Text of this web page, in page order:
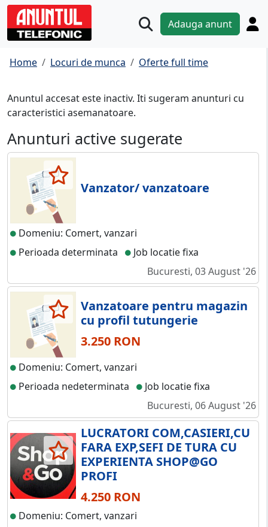
Adauga anunt
Home Locuri de munca Oferte full time
Anuntul accesat este inactiv. Iti sugeram anunturi cu
caracteristici asemanatoare.
Anunturi active sugerate
Vanzator/ vanzatoare
Domeniu: Comert, vanzari
Perioada determinata
Job locatie fixa
Bucuresti, 03 August '26
Vanzatoare pentru magazin
cu profil tutungerie
3.250 RON
Domeniu: Comert, vanzari
Perioada nedeterminata
Job locatie fixa
Bucuresti, 06 August '26
LUCRATORI COM,CASIERI,CU
FARA EXP,SEFI DE TURA CU
EXPERIENTA SHOP@GO
PROFI
4.250 RON
Domeniu: Comert, vanzari